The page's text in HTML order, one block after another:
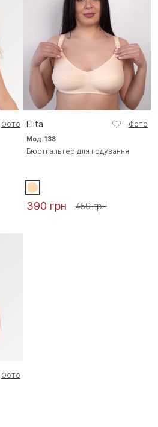
Фото Elita Фото
Мод. 138
Бюстгальтер для годування
390 грн 459 грн
Фото